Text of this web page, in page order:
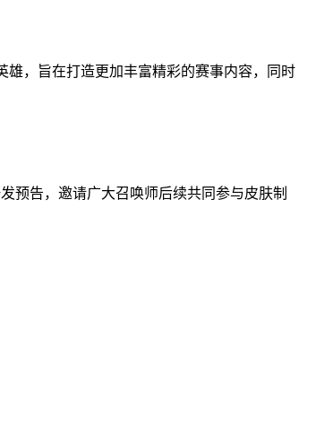
雄，旨在打造更加丰富精彩的赛事内容，同时
预告，邀请广大召唤师后续共同参与皮肤制